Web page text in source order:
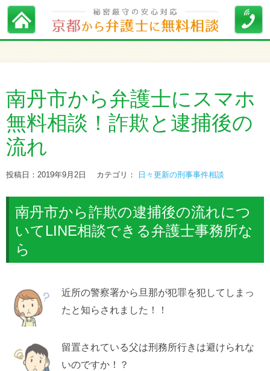
南丹市から弁護士にスマホ
無料相談！詐欺と逮捕後の
流れ
投稿日：2019年9月2日 カテゴリ： 日々更新の刑事事件相談
南丹市から詐欺の逮捕後の流れにつ
いてLINE相談できる弁護士事務所な
ら
近所の警察署から旦那が犯罪を犯してしまっ
たと知らされました！！
留置されている父は刑務所行きは避けられな
いのですか！？